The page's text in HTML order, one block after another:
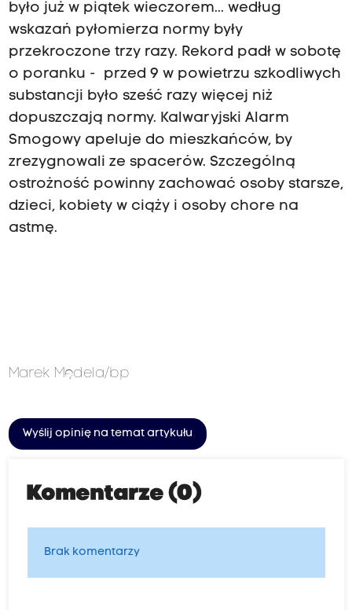
było już w piątek wieczorem... według
wskazań pyłomierza normy były
przekroczone trzy razy. Rekord padł w sobotę
o poranku - przed 9 w powietrzu szkodliwych
substancji było sześć razy więcej niż
dopuszczają normy. Kalwaryjski Alarm
Smogowy apeluje do mieszkańców, by
zrezygnowali ze spacerów. Szczególną
ostrożność powinny zachować osoby starsze,
dzieci, kobiety w ciąży i osoby chore na
astmę.
Marek Mędela/bp
Wyślij opinię na temat artykułu
Komentarze (0)
Brak komentarzy